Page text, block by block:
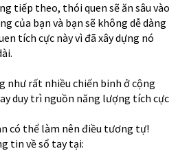
tiếp theo, thói quen sẽ ăn sâu vào
của bạn và bạn sẽ không dễ dàng
tích cực này vì đã xây dựng nó
như rất nhiều chiến binh ở cộng
duy trì nguồn năng lượng tích cực
có thể làm nên điều tương tự!
tin về sổ tay tại: